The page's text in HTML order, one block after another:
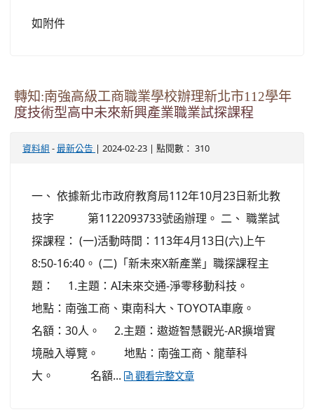
如附件
轉知:南強高級工商職業學校辦理新北市112學年
度技術型高中未來新興產業職業試探課程
資料組 - 最新公告 | 2024-02-23 | 點閱數： 310
一、 依據新北市政府教育局112年10月23日新北教
技字 第1122093733號函辦理。 二、 職業試
探課程： (一)活動時間：113年4月13日(六)上午
8:50-16:40。 (二)「新未來X新產業」職探課程主
題： 1.主題：AI未來交通-淨零移動科技。
地點：南強工商、東南科大、TOYOTA車廠。
名額：30人。 2.主題：遨遊智慧觀光-AR擴增實
境融入導覽。 地點：南強工商、龍華科
大。 名額...
觀看完整文章